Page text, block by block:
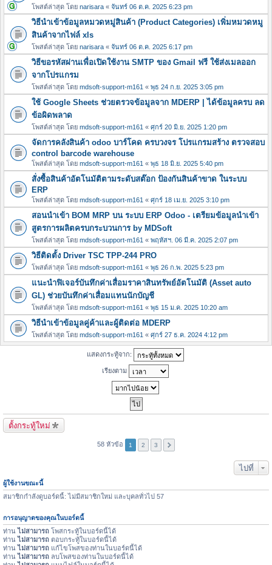
โพสต์ล่าสุด โดย narisara « จันทร์ 06 ต.ค. 2025 6:23 pm
วิธีนำเข้าข้อมูลหมวดหมู่สินค้า (Product Categories) เพิ่มหมวดหมู
สินค้าจากไฟล์ xls
โพสต์ล่าสุด โดย narisara « จันทร์ 06 ต.ค. 2025 6:17 pm
วิธีขอรหัสผ่านเพื่อเปิดใช้งาน SMTP ของ Gmail ฟรี ใช้ส่งเมลออก
จากโปรแกรม
โพสต์ล่าสุด โดย mdsoft-support-m161 « พุธ 24 ก.ย. 2025 3:05 pm
ใช้ Google Sheets ช่วยตรวจข้อมูลจาก MDERP | ได้ข้อมูลครบ ลด
ข้อผิดพลาด
โพสต์ล่าสุด โดย mdsoft-support-m161 « ศุกร์ 20 มิ.ย. 2025 1:20 pm
จัดการคลังสินค้า odoo บาร์โคด ครบวงจร โปรแกรมสร้าง ตรวจสอบ
control barcode warehouse
โพสต์ล่าสุด โดย mdsoft-support-m161 « พุธ 18 มิ.ย. 2025 5:40 pm
สั่งซื้อสินค้าอัตโนมัติตามระดับสต๊อก ป้องกันสินค้าขาด ในระบบ
ERP
โพสต์ล่าสุด โดย mdsoft-support-m161 « ศุกร์ 18 เม.ย. 2025 3:10 pm
สอนนำเข้า BOM MRP บน ระบบ ERP Odoo - เตรียมข้อมูลนำเข้า
สูตรการผลิตครบกระบวนการ by MDSoft
โพสต์ล่าสุด โดย mdsoft-support-m161 « พฤหัสฯ. 06 มี.ค. 2025 2:07 pm
วิธีติดตั้ง Driver TSC TPP-244 PRO
โพสต์ล่าสุด โดย mdsoft-support-m161 « พุธ 26 ก.พ. 2025 5:23 pm
แนะนำฟิเจอร์บันทึกค่าเสื่อมราคาสินทรัพย์อัตโนมัติ (Asset auto
GL) ช่วยบันทึกค่าเสื่อมแทนนักบัญชี
โพสต์ล่าสุด โดย mdsoft-support-m161 « พุธ 15 ม.ค. 2025 10:20 am
วิธีนำเข้าข้อมูลคู่ค้าและผู้ติดต่อ MDERP
โพสต์ล่าสุด โดย mdsoft-support-m161 « ศุกร์ 27 ธ.ค. 2024 4:12 pm
แสดงกระทู้จาก:
เรียงตาม
ตั้งกระทู้ใหม่
58 หัวข้อ 1 2 3
ไปที่
ผู้ใช้งานขณะนี้
สมาชิกกำลังดูบอร์ดนี้: ไม่มีสมาชิกใหม่ และบุคลทั่วไป 57
การอนุญาตของคุณในบอร์ดนี้
ท่านไม่สามารถ โพสกระทู้ในบอร์ดนี้ได้
ท่านไม่สามารถ ตอบกระทู้ในบอร์ดนี้ได้
ท่านไม่สามารถ แก้ไขโพสของท่านในบอร์ดนี้ได้
ท่านไม่สามารถ ลบโพสของท่านในบอร์ดนี้ได้